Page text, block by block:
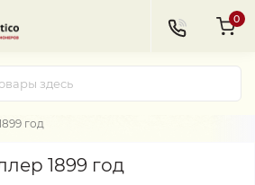
0
год
1899 год